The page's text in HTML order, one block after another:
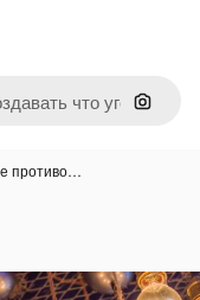
Поиск
противо…